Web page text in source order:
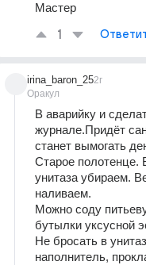
Мастер
1
irina_baron_25
Оракул
2г
В аварийку и
журнале.Придёт
станет вымогать
Старое полотенце.
унитаза убираем.
наливаем.
Можно соду
бутылки уксусной
Не бросать в
наполнитель,